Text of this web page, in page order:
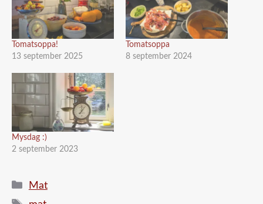
Tomatsoppa!
13 september 2025
Tomatsoppa
8 september 2024
Mysdag :)
2 september 2023
Kategorier
Mat